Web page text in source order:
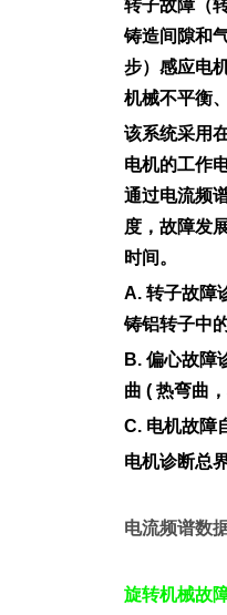
转子故障（
铸造间隙和
步）感应电
机械不平衡
该系统采用
电机的工作
通过电流频
度，故障发
时间。
A. 转子故障
铸铝转子中
B. 偏心故障
曲 ( 热弯曲
C. 电机故障
电机诊断总
电流频谱数
旋转机械故